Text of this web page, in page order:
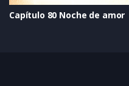
Capítulo 80 Noche de amor